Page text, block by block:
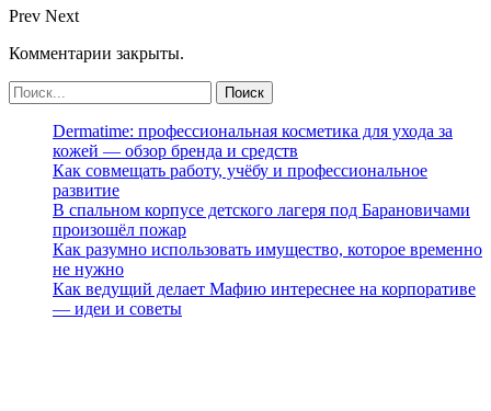
Prev Next
Комментарии закрыты.
Dermatime: профессиональная косметика для ухода за
кожей — обзор бренда и средств
Как совмещать работу, учёбу и профессиональное
развитие
В спальном корпусе детского лагеря под Барановичами
произошёл пожар
Как разумно использовать имущество, которое временно
не нужно
Как ведущий делает Мафию интереснее на корпоративе
— идеи и советы